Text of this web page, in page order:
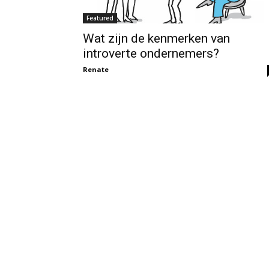
Featured
Wat zijn de kenmerken van
introverte ondernemers?
Renate